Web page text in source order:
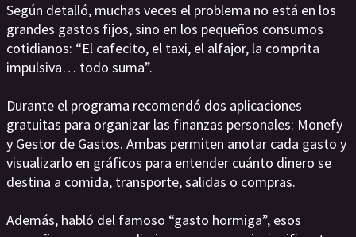
Según detalló, muchas veces el problema no está en los
grandes gastos fijos, sino en los pequeños consumos
cotidianos: “El cafecito, el taxi, el alfajor, la comprita
impulsiva… todo suma”.
Durante el programa recomendó dos aplicaciones
gratuitas para organizar las finanzas personales: Monefy
y Gestor de Gastos. Ambas permiten anotar cada gasto y
visualizarlo en gráficos para entender cuánto dinero se
destina a comida, transporte, salidas o compras.
Además, habló del famoso “gasto hormiga”, esos